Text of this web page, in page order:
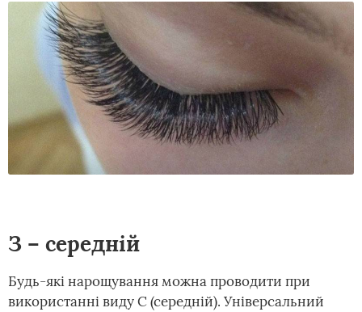
З – середній
Будь-які нарощування можна проводити при
використанні виду С (середній). Універсальний